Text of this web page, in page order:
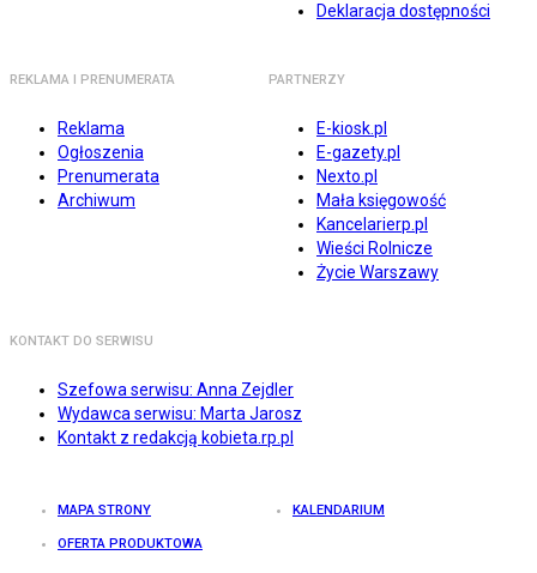
Deklaracja dostępności
REKLAMA I PRENUMERATA
Reklama
Ogłoszenia
Prenumerata
Archiwum
PARTNERZY
E-kiosk.pl
E-gazety.pl
Nexto.pl
Mała księgowość
Kancelarierp.pl
Wieści Rolnicze
Życie Warszawy
KONTAKT DO SERWISU
Szefowa serwisu: Anna Zejdler
Wydawca serwisu: Marta Jarosz
Kontakt z redakcją kobieta.rp.pl
MAPA STRONY KALENDARIUM
OFERTA PRODUKTOWA